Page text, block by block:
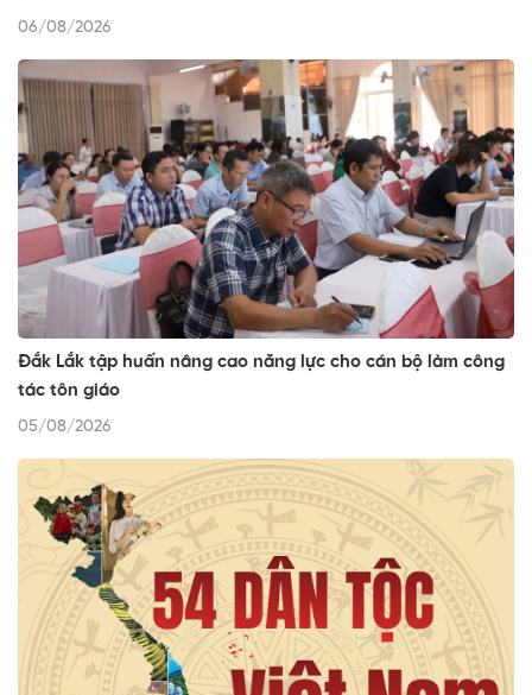
06/08/2026
Đắk Lắk tập huấn nâng cao năng lực cho cán bộ làm công
tác tôn giáo
05/08/2026